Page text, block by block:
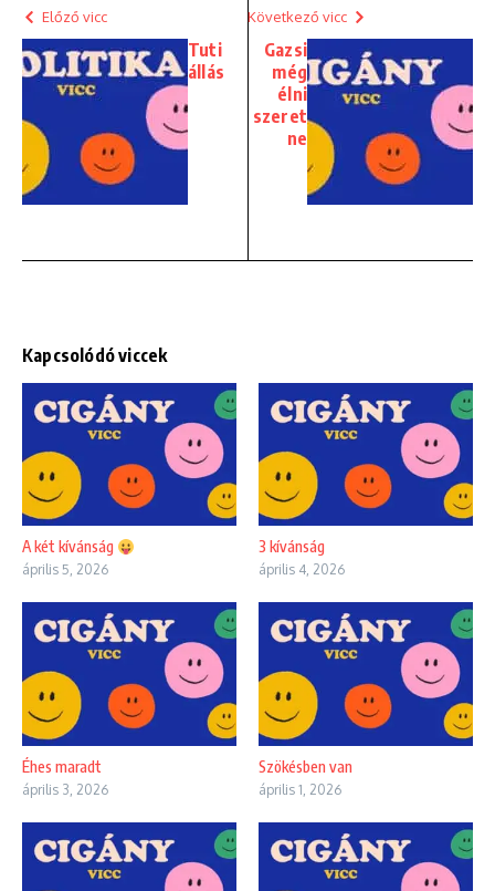
Előző vicc
Tuti
állás
Következő vicc
Gazsi
még
élni
szeret
ne
Kapcsolódó viccek
A két kívánság
április 5, 2026
3 kívánság
április 4, 2026
Éhes maradt
április 3, 2026
Szökésben van
április 1, 2026